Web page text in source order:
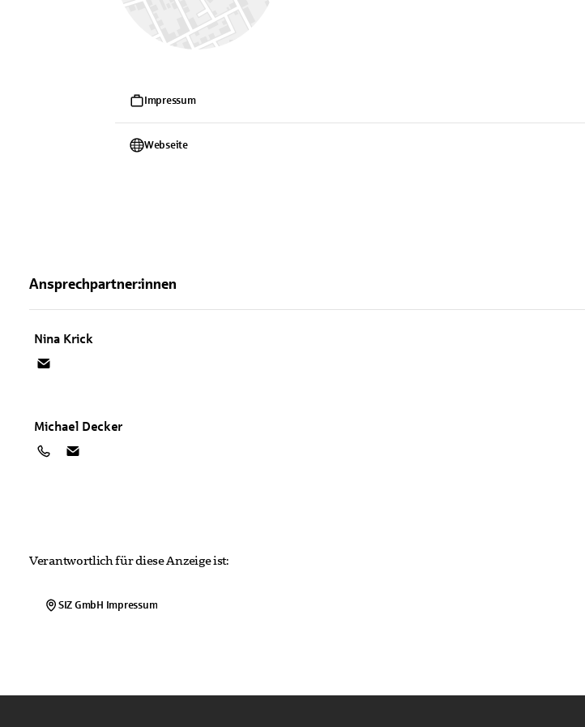
Impressum
Webseite
Ansprechpartner:innen
Nina Krick
Michael Decker
Verantwortlich für diese Anzeige ist:
SIZ GmbH Impressum